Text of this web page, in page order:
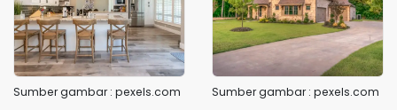
Sumber gambar : pexels.com Sumber gambar : pexels.com